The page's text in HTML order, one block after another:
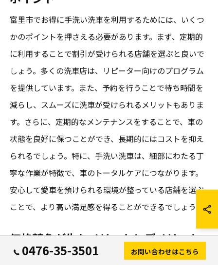
富里市でお得に手洗い洗車を利用するためには、いくつ
かのポイントを押さえる必要があります。まず、定期的
に利用することで割引が受けられる店舗を選ぶと良いで
しょう。多くの洗車店は、リピーター向けのプログラム
を提供しています。また、予約を行うことで待ち時間を
減らし、スムーズに洗車が受けられるメリットもありま
す。さらに、定期的なメンテナンスをすることで、車の
状態を良好に保つことができ、長期的にはコストを抑え
られるでしょう。特に、手洗い洗車は、細部にわたる丁
寧な作業が特徴で、車のトータルケアにつながります。
安心して愛車を預けられる環境が整っている店舗を選ぶ
ことで、より高い満足感を得ることができるでしょう。
価格競争が生むメリットとデメリット
千葉県富里市における手洗い洗車の価格競争は、洗車業
0476-35-3501 お問い合わせはこちら